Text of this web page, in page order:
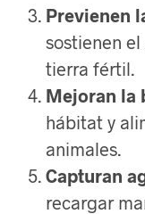
Previenen
sostienen
tierra fértil.
Mejoran la
hábitat y
animales.
Capturan
recargar